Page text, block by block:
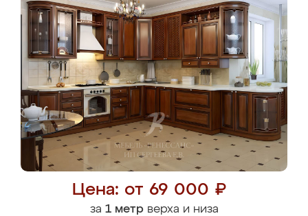
Цена: от 69 000 ₽
за 1 метрверха и низа